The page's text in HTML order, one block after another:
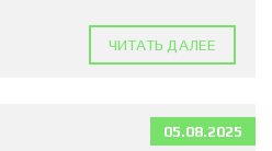
ЧИТАТЬ ДАЛЕЕ
05.08.2025